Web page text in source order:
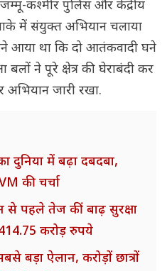
कश्मीर पुलिस और केंद्रीय
में संयुक्त अभियान चलाया
आया था कि दो आतंकवादी घने
बलों ने पूरे क्षेत्र की घेराबंदी कर
जारी रखा.
दुनिया में बढ़ा दबदबा,
की चर्चा
से पहले तेज कीं बाढ़ सुरक्षा
करोड़ रुपये
बड़ा ऐलान, करोड़ों छात्रों